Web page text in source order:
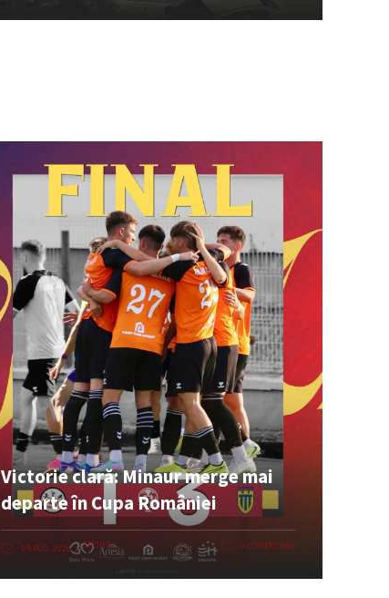
Victorie clară: Minaur merge mai
departe în Cupa României
05 AUG. 2026 SPORT 0 COMENTARII